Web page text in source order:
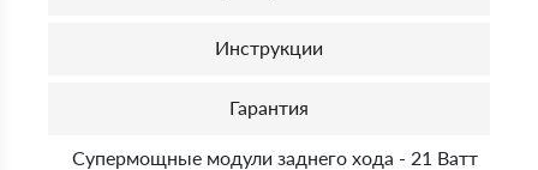
Инструкции
Гарантия
Супермощные модули заднего хода - 21 Ватт